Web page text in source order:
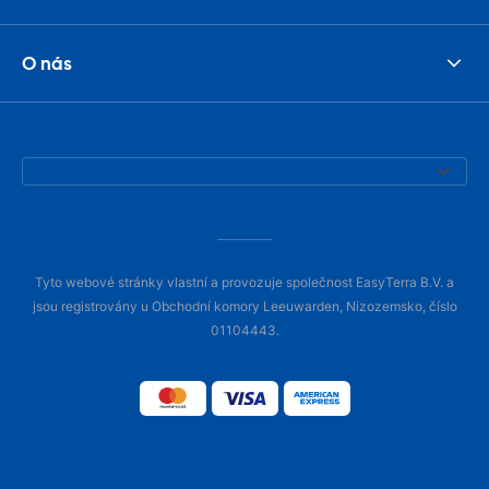
O nás
Tyto webové stránky vlastní a provozuje společnost EasyTerra B.V. a
jsou registrovány u Obchodní komory Leeuwarden, Nizozemsko, číslo
01104443.